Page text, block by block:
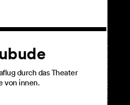
durch das Theater
von innen.